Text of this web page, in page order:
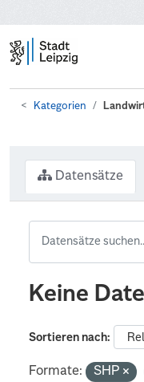
Kategorien
Datensätze
Keine
Sortieren nach
Formate: SHP